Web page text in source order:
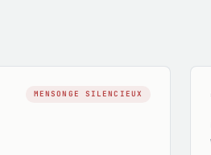
MENSONGE SILENCIEUX